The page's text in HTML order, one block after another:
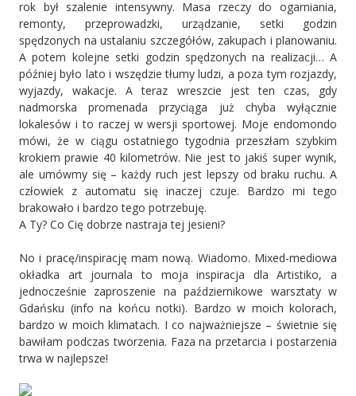
rok był szalenie intensywny. Masa rzeczy do ogarniania,
remonty, przeprowadzki, urządzanie, setki godzin
spędzonych na ustalaniu szczegółów, zakupach i planowaniu.
A potem kolejne setki godzin spędzonych na realizacji… A
później było lato i wszędzie tłumy ludzi, a poza tym rozjazdy,
wyjazdy, wakacje. A teraz wreszcie jest ten czas, gdy
nadmorska promenada przyciąga już chyba wyłącznie
lokalesów i to raczej w wersji sportowej. Moje endomondo
mówi, że w ciągu ostatniego tygodnia przeszłam szybkim
krokiem prawie 40 kilometrów. Nie jest to jakiś super wynik,
ale umówmy się – każdy ruch jest lepszy od braku ruchu. A
człowiek z automatu się inaczej czuje. Bardzo mi tego
brakowało i bardzo tego potrzebuję.
A Ty? Co Cię dobrze nastraja tej jesieni?
No i pracę/inspirację mam nową. Wiadomo. Mixed-mediowa
okładka art journala to moja inspiracja dla Artistiko, a
jednocześnie zaproszenie na październikowe warsztaty w
Gdańsku (info na końcu notki). Bardzo w moich kolorach,
bardzo w moich klimatach. I co najważniejsze – świetnie się
bawiłam podczas tworzenia. Faza na przetarcia i postarzenia
trwa w najlepsze!